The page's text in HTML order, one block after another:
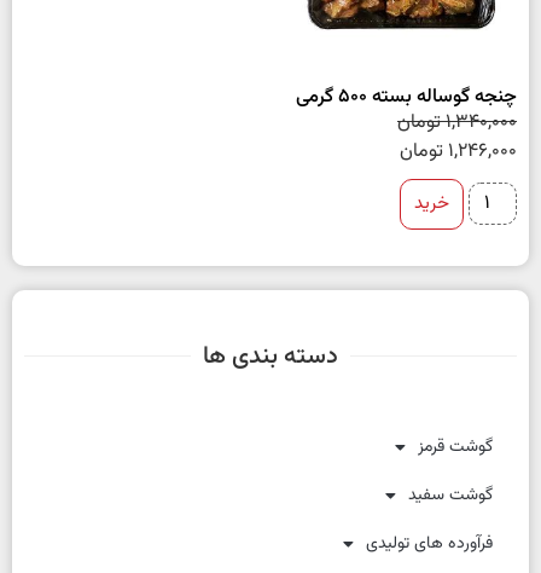
دسته بندی ها
گوشت قرمز
گوشت سفید
فرآورده های تولیدی
چنجه گوساله بسته 500 گرمی
1,340,000تومان
1,246,000 تومان
خرید